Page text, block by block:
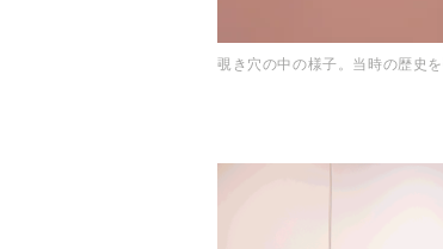
覗き穴の中の様子。当時の歴史